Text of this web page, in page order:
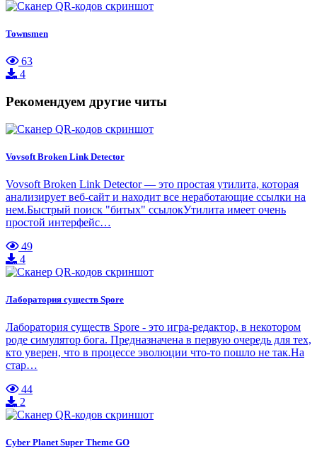
Townsmen
63
4
Рекомендуем другие читы
Vovsoft Broken Link Detector
Vovsoft Broken Link Detector — это простая утилита, которая
анализирует веб-сайт и находит все неработающие ссылки на
нем.Быстрый поиск "битых" ссылокУтилита имеет очень
простой интерфейс…
49
4
Лаборатория существ Spore
Лаборатория существ Spore - это игра-редактор, в некотором
роде симулятор бога. Предназначена в первую очередь для тех,
кто уверен, что в процессе эволюции что-то пошло не так.На
стар…
44
2
Cyber Planet Super Theme GO